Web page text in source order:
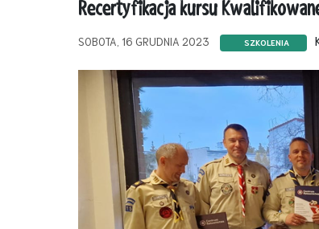
Recertyfikacja kursu
SOBOTA, 16 GRUDNIA 2023 SZKOLENIA